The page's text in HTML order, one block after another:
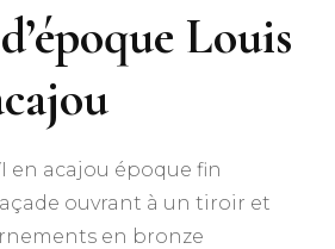
Louis
en acajou époque fin
ouvrant à un tiroir et
en bronze